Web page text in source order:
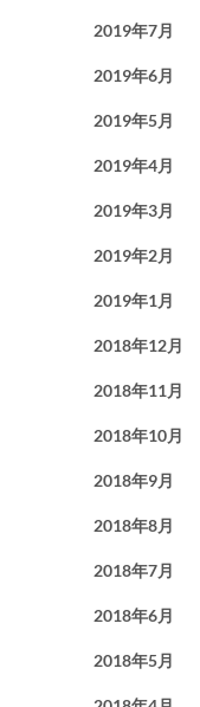
2019年7月
2019年6月
2019年5月
2019年4月
2019年3月
2019年2月
2019年1月
2018年12月
2018年11月
2018年10月
2018年9月
2018年8月
2018年7月
2018年6月
2018年5月